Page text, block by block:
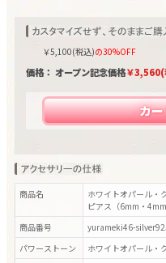
￥5,100(税込)の30%OFF
価格： オープン記念価格￥3,560
カ
商品名
ホワイトオパール・
ピアス（6mm・
商品番号
yurameki46-
パワーストーン
ホワイトオパール・